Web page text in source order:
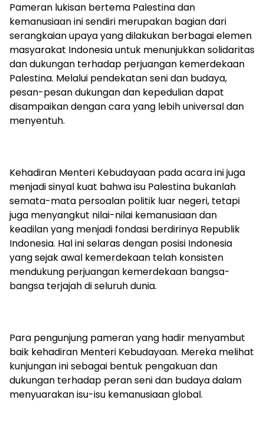
Pameran lukisan bertema Palestina dan
kemanusiaan ini sendiri merupakan bagian dari
serangkaian upaya yang dilakukan berbagai elemen
masyarakat Indonesia untuk menunjukkan solidaritas
dan dukungan terhadap perjuangan kemerdekaan
Palestina. Melalui pendekatan seni dan budaya,
pesan-pesan dukungan dan kepedulian dapat
disampaikan dengan cara yang lebih universal dan
menyentuh.
Kehadiran Menteri Kebudayaan pada acara ini juga
menjadi sinyal kuat bahwa isu Palestina bukanlah
semata-mata persoalan politik luar negeri, tetapi
juga menyangkut nilai-nilai kemanusiaan dan
keadilan yang menjadi fondasi berdirinya Republik
Indonesia. Hal ini selaras dengan posisi Indonesia
yang sejak awal kemerdekaan telah konsisten
mendukung perjuangan kemerdekaan bangsa-
bangsa terjajah di seluruh dunia.
Para pengunjung pameran yang hadir menyambut
baik kehadiran Menteri Kebudayaan. Mereka melihat
kunjungan ini sebagai bentuk pengakuan dan
dukungan terhadap peran seni dan budaya dalam
menyuarakan isu-isu kemanusiaan global.